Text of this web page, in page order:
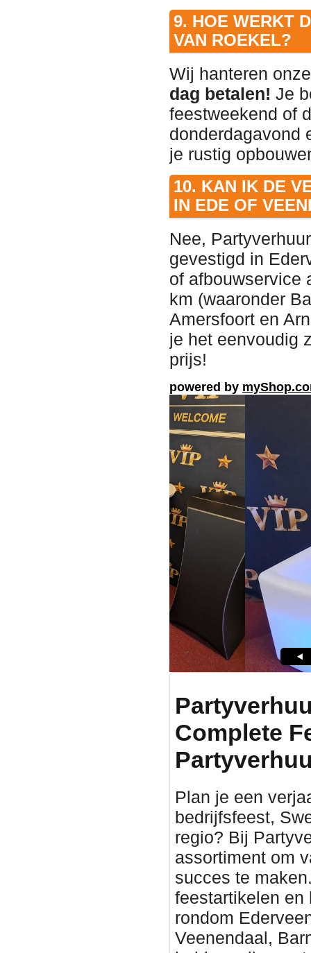
9. HOE WERKT
VAN ROEKEL?
Wij hanteren
dag betalen! Je
feestweekend of
donderdagavond
je rustig
10. KAN IK DE
IN EDE OF
Nee,
gevestigd in
of afbouwservice
km (waaronder
Amersfoort en
je het eenvoudig
prijs!
powered by
Complete
Plan je een
bedrijfsfeest,
regio? Bij
assortiment om
succes te
feestartikelen en
rondom
Veenendaal,